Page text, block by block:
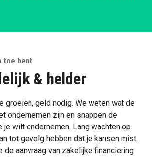
toe bent
& helder
groeien, geld nodig. We weten wat de
ondernemen zijn en snappen de
je wilt ondernemen. Lang wachten op
tot gevolg hebben dat je kansen mist.
de aanvraag van zakelijke financiering